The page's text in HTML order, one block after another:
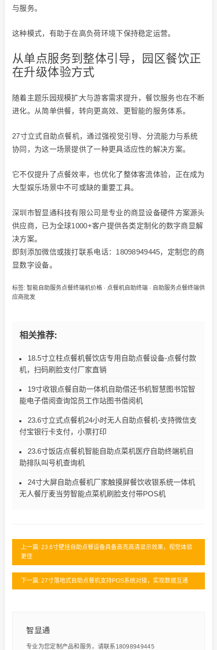
与服务。
这种模式，有助于在高负荷环境下保持稳定运营。
从单点服务到整体引导，园区餐饮正
在升级体验方式
随着主题乐园规模扩大与游客需求提升，餐饮服务也在不断
进化。从简单供餐，转向更高效、更智能的服务体系。
27寸立式自助点餐机，通过强视觉引导、分流能力与系统
协同，为这一场景提供了一种更具适应性的解决方案。
它不仅提升了点餐效率，也优化了整体客流体验，正在成为
大型娱乐场景中不可或缺的重要工具。
深圳市智显通科技有限公司是专业的商显设备硬件方案源头
供应商，已为全球1000+客户提供各类定制化的数字商显解
决方案。
即刻添加微信或拨打联系电话：18098949445，定制您的商
显数字设备。
标签: 智能自助服务点餐终端机价格 · 点餐机自助终端 · 自助服务点餐终端供
应商批发
相关推荐:
18.5寸立柱点餐机餐饮店专用自助点餐设备-点餐付款
机，扫码刷脸支付厂家直销
19寸收银点餐自助一体机自助借还书机智慧图书馆智
能电子借阅查询馆员工作站图书借阅机
23.6寸立式点餐机24小时无人自助点餐机-支持微信支
付宝银行卡支付，小票打印
23.6寸饭店点餐机智能自助点菜机医疗自助终端机自
助排队叫号机查询机
24寸大屏自助点餐机厂家触摸屏餐饮收银系统一体机
无人餐厅麦当劳智能点菜机刷脸支付带POS机
上一篇: 23.6寸壁挂自助点餐设备具备高亮高清显示效果，视觉体验
更佳
下一篇: 27寸落地式自助点餐机支持POS系统对接，实现数据互通
智显通
专业为您定制产品和服务，请联系18098949445